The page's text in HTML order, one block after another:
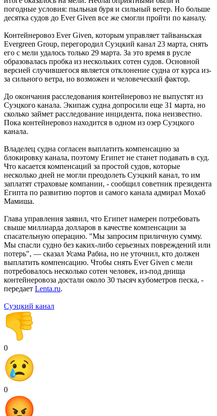
погодные условия: пыльная буря и сильный ветер. Но больше
десятка судов до Ever Given все же смогли пройти по каналу.
Контейнеровоз Ever Given, которым управляет тайваньская
Evergreen Group, перегородил Суэцкий канал 23 марта, снять
его с мели удалось только 29 марта. За это время в русле
образовалась пробка из нескольких сотен судов. Основной
версией случившегося является отклонение судна от курса из-
за сильного ветра, но возможен и человеческий фактор.
До окончания расследования контейнеровоз не выпустят из
Суэцкого канала. Экипаж судна допросили еще 31 марта, но
сколько займет расследование инцидента, пока неизвестно.
Пока контейнеровоз находится в одном из озер Суэцкого
канала.
Владелец судна согласен выплатить компенсацию за
блокировку канала, поэтому Египет не станет подавать в суд.
Что касается компенсаций за простой судов, которые
несколько дней не могли преодолеть Суэцкий канал, то им
заплатят страховые компании, - сообщил советник президента
Египта по развитию портов и самого канала адмирал Мохаб
Мамиша.
Глава управления заявил, что Египет намерен потребовать
свыше миллиарда долларов в качестве компенсации за
спасательную операцию. "Мы запросим приличную сумму.
Мы спасли судно без каких-либо серьезных повреждений или
потерь", — сказал Усама Рабиа, но не уточнил, кто должен
выплатить компенсацию. Чтобы снять Ever Given с мели
потребовалось несколько сотен человек, из-под днища
контейнеровоза достали около 30 тысяч кубометров песка, -
передает Lenta.ru.
Суэцкий канал
0
0